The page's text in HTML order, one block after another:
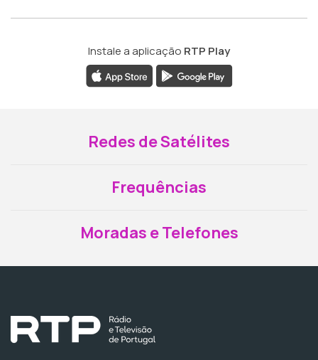
Instale a aplicação RTP Play
Redes de Satélites
Frequências
Moradas e Telefones